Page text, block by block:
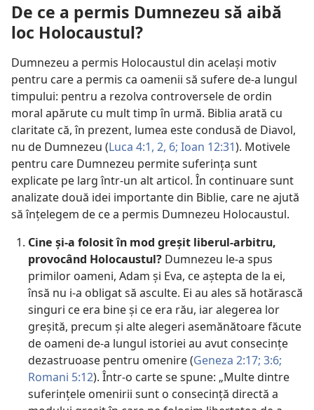
De ce a permis Dumnezeu să aibă
loc Holocaustul?
Dumnezeu a permis Holocaustul din același motiv
pentru care a permis ca oamenii să sufere de-a lungul
timpului: pentru a rezolva controversele de ordin
moral apărute cu mult timp în urmă. Biblia arată cu
claritate că, în prezent, lumea este condusă de Diavol,
nu de Dumnezeu (Luca 4:1, 2, 6; Ioan 12:31). Motivele
pentru care Dumnezeu permite suferința sunt
explicate pe larg într-un alt articol. În continuare sunt
analizate două idei importante din Biblie, care ne ajută
să înțelegem de ce a permis Dumnezeu Holocaustul.
Cine și-a folosit în mod greșit liberul-arbitru,
provocând Holocaustul? Dumnezeu le-a spus
primilor oameni, Adam și Eva, ce aștepta de la ei,
însă nu i-a obligat să asculte. Ei au ales să hotărască
singuri ce era bine și ce era rău, iar alegerea lor
greșită, precum și alte alegeri asemănătoare făcute
de oameni de-a lungul istoriei au avut consecințe
dezastruoase pentru omenire (Geneza 2:17; 3:6;
Romani 5:12). Într-o carte se spune: „Multe dintre
suferințele omenirii sunt o consecință directă a